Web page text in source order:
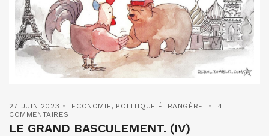
27 JUIN 2023 ECONOMIE, POLITIQUE ÉTRANGÈRE
4
COMMENTAIRES
LE GRAND BASCULEMENT. (IV)